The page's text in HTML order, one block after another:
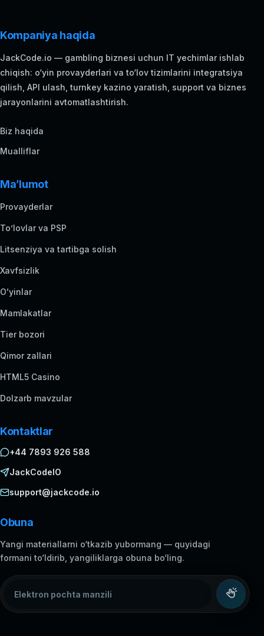
Kompaniya haqida
JackCode.io — gambling biznesi uchun IT yechimlar ishlab
chiqish: o‘yin provayderlari va to‘lov tizimlarini integratsiya
qilish, API ulash, turnkey kazino yaratish, support va biznes
jarayonlarini avtomatlashtirish.
Biz haqida
Mualliflar
Ma’lumot
Provayderlar
To’lovlar va PSP
Litsenziya va tartibga solish
Xavfsizlik
Oʻyinlar
Mamlakatlar
Tier bozori
Qimor zallari
HTML5 Casino
Dolzarb mavzular
Kontaktlar
+44 7893 926 588
JackCodeIO
support@jackcode.io
Obuna
Yangi materiallarni o‘tkazib yubormang — quyidagi
formani to‘ldirib, yangiliklarga obuna bo‘ling.